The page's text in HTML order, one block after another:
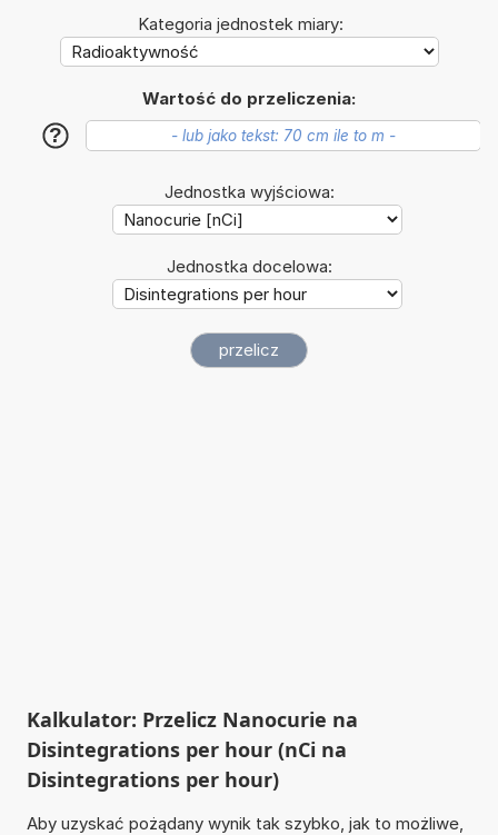
Kategoria jednostek miary:
Wartość do przeliczenia:
?
Jednostka wyjściowa:
Jednostka docelowa:
Kalkulator: Przelicz Nanocurie na
Disintegrations per hour (nCi na
Disintegrations per hour)
Aby uzyskać pożądany wynik tak szybko, jak to możliwe,